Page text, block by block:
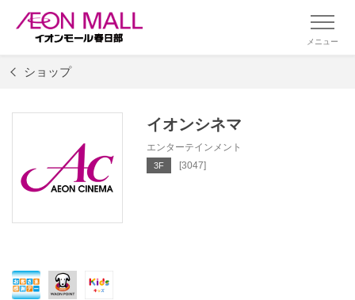
メニュー
ショップ
イオンシネマ
エンターテインメント
3F [3047]